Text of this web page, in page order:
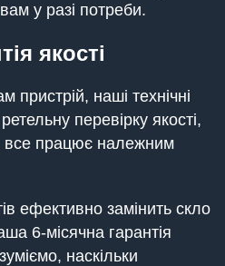
у разі потреби.
якості
наші технічні
перевірку якості,
працює належним
ефективно замінить скло
6-місячна гарантія
наскільки